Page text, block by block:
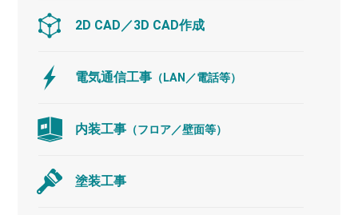
2D CAD／3D CAD作成
電気通信工事 （LAN／電話等）
内装工事 （フロア／壁面等）
塗装工事